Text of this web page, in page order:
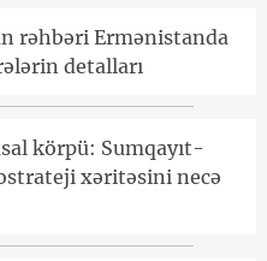
rəhbəri Ermənistanda
detalları
körpü: Sumqayıt-
xəritəsini necə